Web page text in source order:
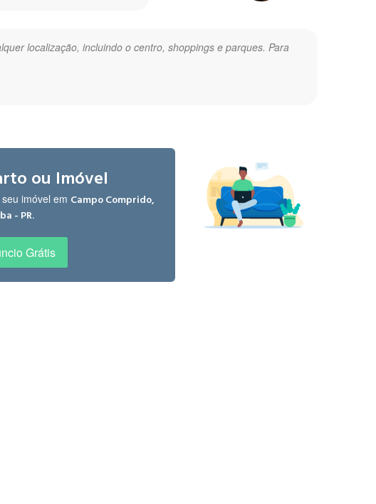
localização, incluindo o centro, shoppings e parques. Para
ou Imóvel
imóvel em Campo Comprido,
- PR.
Grátis